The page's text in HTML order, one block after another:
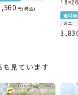
税込
送料無
ミニ
見ています